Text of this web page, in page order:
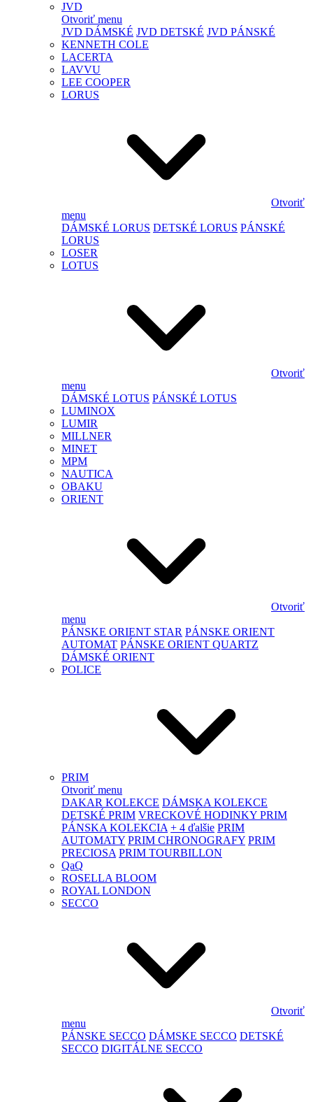
JVD
Otvoriť menu
JVD DÁMSKÉ JVD DETSKÉ JVD PÁNSKÉ
KENNETH COLE
LACERTA
LAVVU
LEE COOPER
LORUS
Otvoriť
menu
DÁMSKÉ LORUS DETSKÉ LORUS PÁNSKÉ
LORUS
LOSER
LOTUS
Otvoriť
menu
DÁMSKÉ LOTUS PÁNSKÉ LOTUS
LUMINOX
LUMIR
MILLNER
MINET
MPM
NAUTICA
OBAKU
ORIENT
Otvoriť
menu
PÁNSKE ORIENT STAR PÁNSKE ORIENT
AUTOMAT PÁNSKE ORIENT QUARTZ
DÁMSKÉ ORIENT
POLICE
PRIM
Otvoriť menu
DAKAR KOLEKCE DÁMSKA KOLEKCE
DETSKÉ PRIM VRECKOVÉ HODINKY PRIM
PÁNSKA KOLEKCIA + 4 ďalšie PRIM
AUTOMATY PRIM CHRONOGRAFY PRIM
PRECIOSA PRIM TOURBILLON
QaQ
ROSELLA BLOOM
ROYAL LONDON
SECCO
Otvoriť
menu
PÁNSKE SECCO DÁMSKE SECCO DETSKÉ
SECCO DIGITÁLNE SECCO